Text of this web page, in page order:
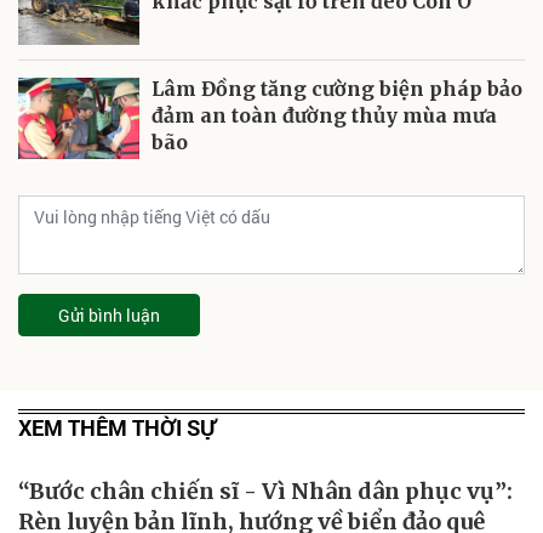
Lâm Đồng tăng cường biện pháp bảo
đảm an toàn đường thủy mùa mưa
bão
Gửi bình luận
XEM THÊM THỜI SỰ
“Bước chân chiến sĩ - Vì Nhân dân phục vụ”:
Rèn luyện bản lĩnh, hướng về biển đảo quê